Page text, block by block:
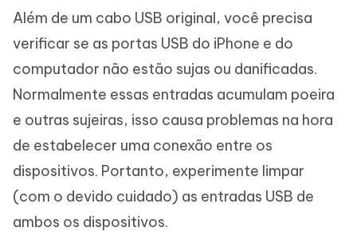
Além de um cabo USB original, você precisa
verificar se as portas USB do iPhone e do
computador não estão sujas ou danificadas.
Normalmente essas entradas acumulam poeira
e outras sujeiras, isso causa problemas na hora
de estabelecer uma conexão entre os
dispositivos. Portanto, experimente limpar
(com o devido cuidado) as entradas USB de
ambos os dispositivos.